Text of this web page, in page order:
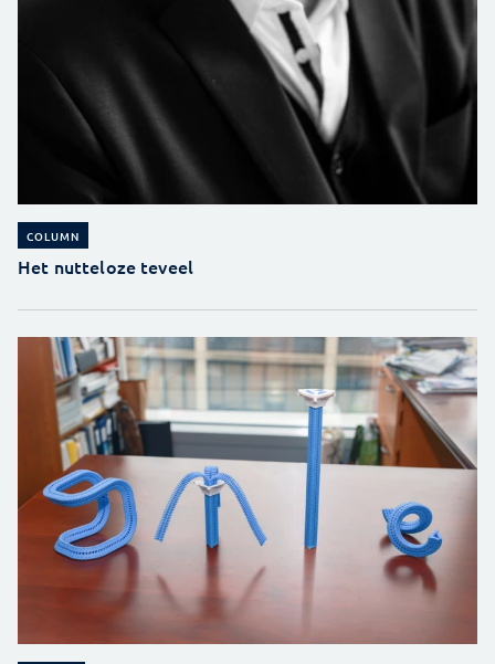
COLUMN
Het nutteloze teveel